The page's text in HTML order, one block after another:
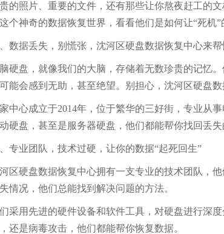
的照片、重要的文件，还有那些让你熬夜赶工的
个神奇的数据恢复世界，看看他们是如何让“死机”
数据丢失，别慌张，沈河区硬盘数据恢复中心来帮
硬盘，就像我们的大脑，存储着无数珍贵的记忆
能会感到无助，甚至绝望。别担心，沈河区硬盘数
中心成立于2014年，位于繁华的三好街，专业从
硬盘，甚至是服务器硬盘，他们都能帮你找回丢失
专业团队，技术过硬，让你的数据“起死回生”
区硬盘数据恢复中心拥有一支专业的技术团队，
情况，他们总能找到解决问题的方法。
采用先进的硬件设备和软件工具，对硬盘进行深
还是病毒攻击，他们都能帮你恢复数据。